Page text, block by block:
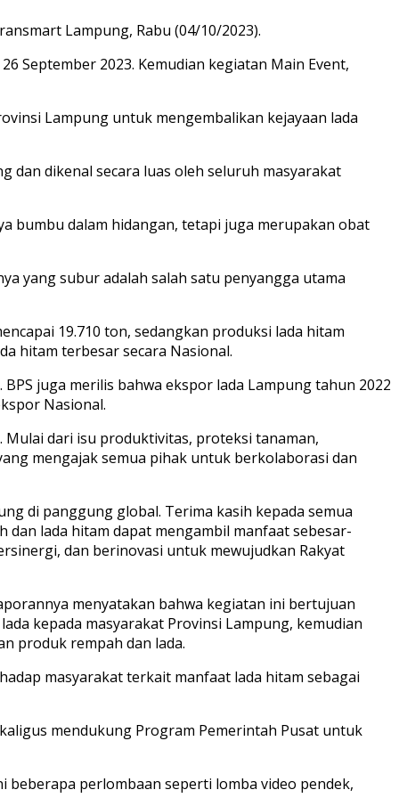
Lampung, Rabu (04/10/2023).
September 2023. Kemudian kegiatan Main Event,
Lampung untuk mengembalikan kejayaan lada
dan dikenal secara luas oleh seluruh masyarakat
bumbu dalam hidangan, tetapi juga merupakan obat
yang subur adalah salah satu penyangga utama
19.710 ton, sedangkan produksi lada hitam
hitam terbesar secara Nasional.
juga merilis bahwa ekspor lada Lampung tahun 2022
Nasional.
dari isu produktivitas, proteksi tanaman,
mengajak semua pihak untuk berkolaborasi dan
di panggung global. Terima kasih kepada semua
lada hitam dapat mengambil manfaat sebesar-
dan berinovasi untuk mewujudkan Rakyat
menyatakan bahwa kegiatan ini bertujuan
kepada masyarakat Provinsi Lampung, kemudian
produk rempah dan lada.
masyarakat terkait manfaat lada hitam sebagai
mendukung Program Pemerintah Pusat untuk
beberapa perlombaan seperti lomba video pendek,